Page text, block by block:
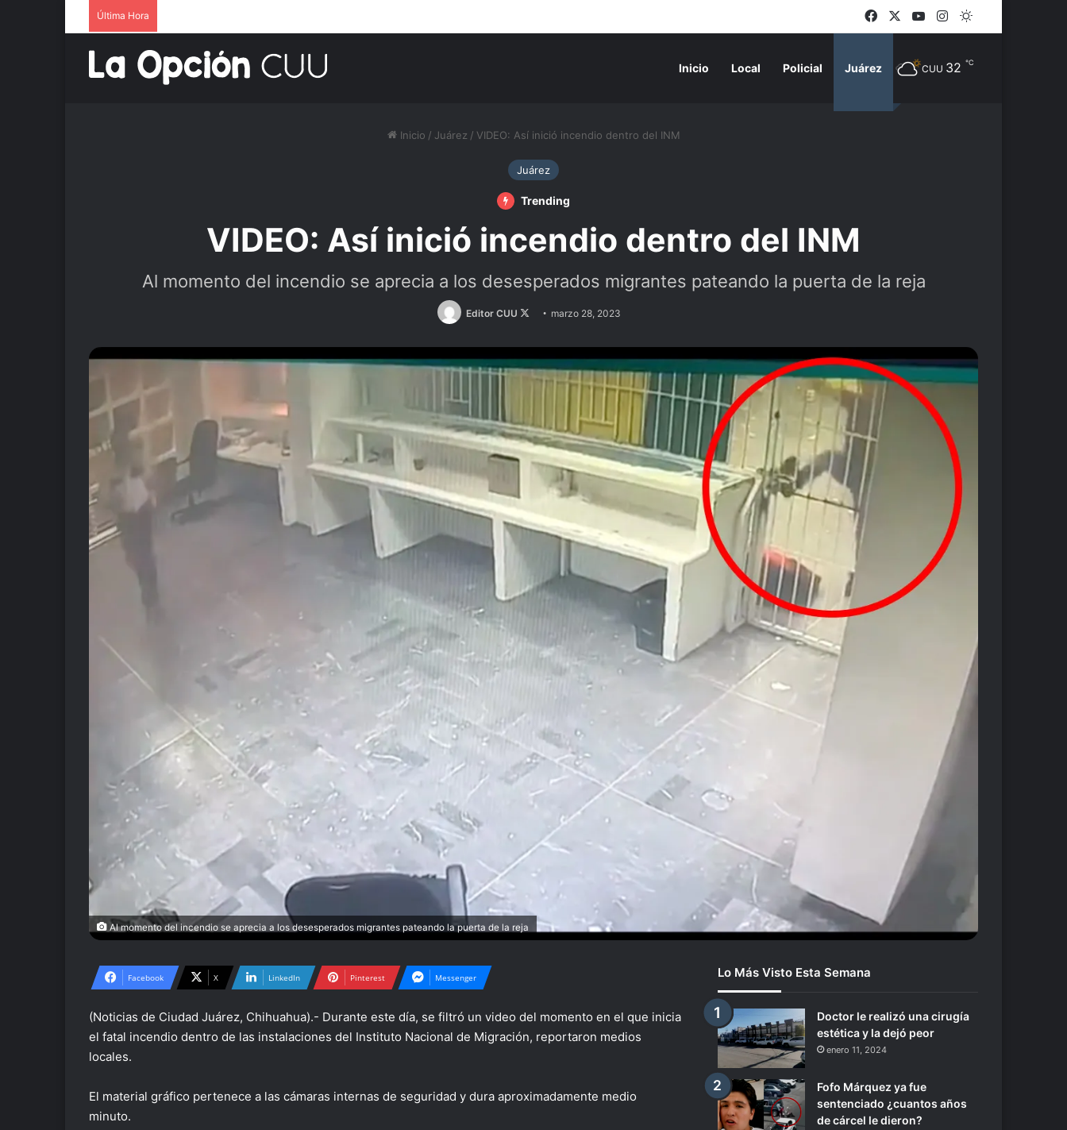
Última Hora FacebookYouTubeInstagramSwitch skin
Inicio Local Policial Juárez CUU 32 ℃
Inicio / Juárez / VIDEO: Así inició incendio dentro del INM
Juárez
Trending
VIDEO: Así inició incendio dentro del INM
Al momento del incendio se aprecia a los desesperados migrantes pateando la puerta de la reja
Editor CUU
Follow
X
marzo 28, 2023
Al momento del incendio se aprecia a los desesperados migrantes pateando la puerta de la reja
Facebook X LinkedIn Pinterest Messenger
(Noticias de Ciudad Juárez, Chihuahua).- Durante este día, se filtró un video del momento en el que inicia
el fatal incendio dentro de las instalaciones del Instituto Nacional de Migración, reportaron medios
locales.
El material gráfico pertenece a las cámaras internas de seguridad y dura aproximadamente medio
minuto.
Lo Más Visto Esta Semana
Doctor le realizó una cirugía
estética y la dejó peor
enero 11, 2024
Fofo Márquez ya fue
sentenciado ¿cuantos años
de cárcel le dieron?